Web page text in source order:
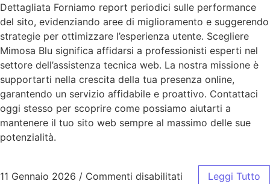
Dettagliata Forniamo report periodici sulle performance
del sito, evidenziando aree di miglioramento e suggerendo
strategie per ottimizzare l’esperienza utente. Scegliere
Mimosa Blu significa affidarsi a professionisti esperti nel
settore dell’assistenza tecnica web. La nostra missione è
supportarti nella crescita della tua presenza online,
garantendo un servizio affidabile e proattivo. Contattaci
oggi stesso per scoprire come possiamo aiutarti a
mantenere il tuo sito web sempre al massimo delle sue
potenzialità.
11 Gennaio 2026 / Commenti disabilitati Leggi Tutto